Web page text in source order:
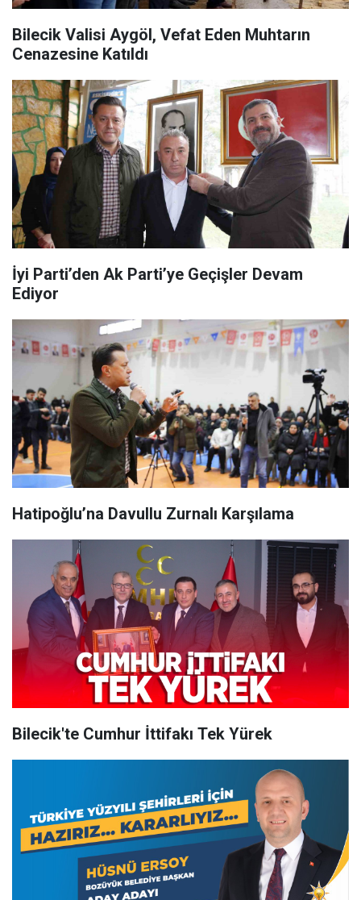
Bilecik Valisi Aygöl, Vefat Eden Muhtarın
Cenazesine Katıldı
İyi Parti’den Ak Parti’ye Geçişler Devam
Ediyor
Hatipoğlu’na Davullu Zurnalı Karşılama
Bilecik'te Cumhur İttifakı Tek Yürek